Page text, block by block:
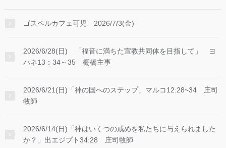
ゴスペルカフェ可児 2026/7/3(金)
2026/6/28(日) 「福音に満ちた宣教共同体を目指して」 ヨ
ハネ13：34～35 棚橋主事
2026/6/21(日)「神の国へのステップ」マルコ12:28~34 庄司
牧師
2026/6/14(日)「神はいくつの戒めを私たちに与えられました
か？」出エジプト34:28 庄司牧師